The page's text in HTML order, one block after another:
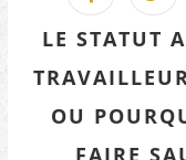
LE STATUT
OU
FAIRE